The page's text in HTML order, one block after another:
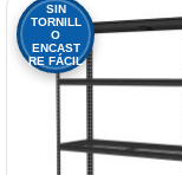
SIN
TORNILL
O
ENCAST
RE FÁCIL